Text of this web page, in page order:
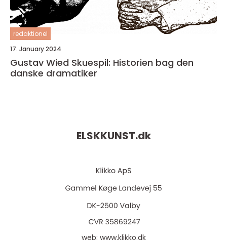
redaktionel
17. January 2024
Gustav Wied Skuespil: Historien bag den
danske dramatiker
ELSKKUNST.dk
web: www.klikko.dk